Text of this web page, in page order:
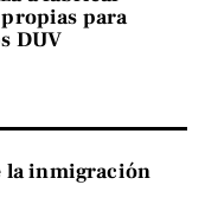
para
DUV
la inmigración